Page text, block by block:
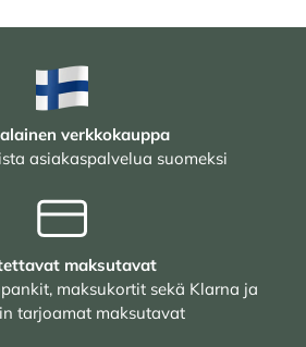
verkkokauppa
asiakaspalvelua suomeksi
maksutavat
maksukortit sekä Klarna ja
tarjoamat maksutavat